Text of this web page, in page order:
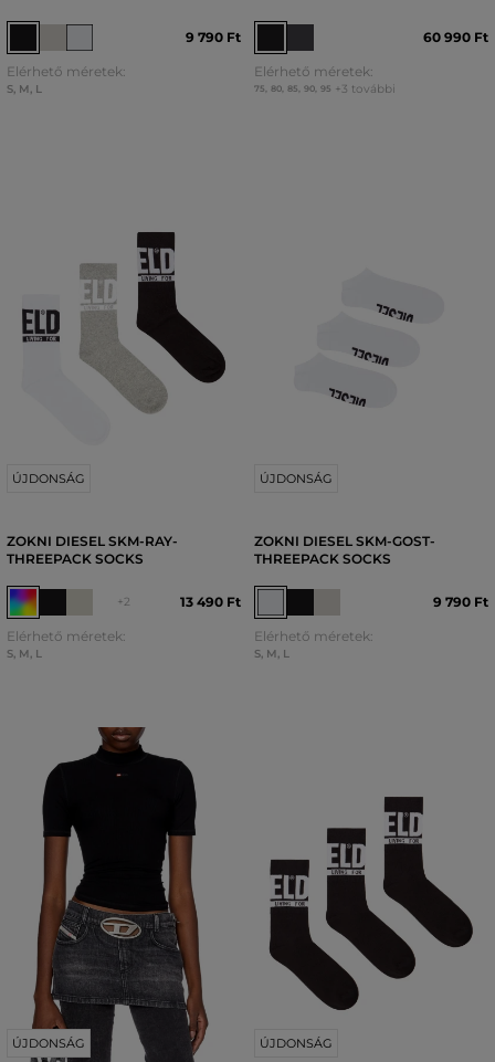
9 790 Ft
Elérhető méretek:
S, M L
60 990 Ft
Elérhető méretek:
75, 80, 85, 90, 95 +3 további
ÚJDONSÁG
ZOKNI DIESEL SKM-RAY-
THREEPACK SOCKS
+2 13 490 Ft
Elérhető méretek:
S, M, L
ÚJDONSÁG
ZOKNI DIESEL SKM-GOST-
THREEPACK SOCKS
9 790 Ft
Elérhető méretek:
S, M, L
ÚJDONSÁG ÚJDONSÁG